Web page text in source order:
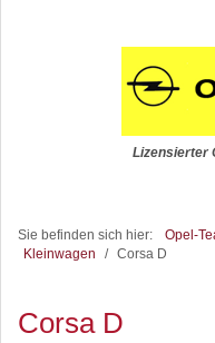
Lizensierter
Sie befinden sich hier: Opel-
Kleinwagen
/ Corsa D
Corsa D